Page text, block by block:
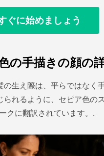
ぐに始めましょう
の手描きの顔の
の生え際は、平らではなく
られるように、セピア色の
クに翻訳されています。.